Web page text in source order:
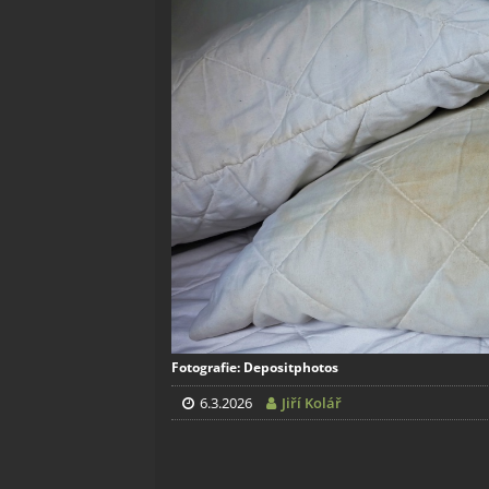
Fotografie: Depositphotos
6.3.2026 Jiří Kolář